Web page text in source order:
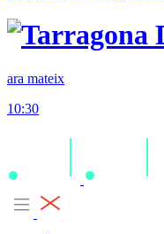
ara mateix
10:30